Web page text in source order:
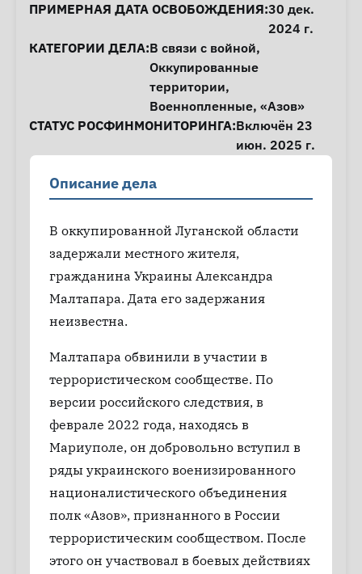
ПРИМЕРНАЯ ДАТА ОСВОБОЖДЕНИЯ:30 дек.
2024 г.
КАТЕГОРИИ ДЕЛА:В связи с войной,
Оккупированные
территории,
Военнопленные, «Азов»
СТАТУС РОСФИНМОНИТОРИНГА:Включён 23
июн. 2025 г.
Описание дела
В оккупированной Луганской области
задержали местного жителя,
гражданина Украины Александра
Малтапара. Дата его задержания
неизвестна.
Малтапара обвинили в участии в
террористическом сообществе. По
версии российского следствия, в
феврале 2022 года, находясь в
Мариуполе, он добровольно вступил в
ряды украинского военизированного
националистического объединения
полк «Азов», признанного в России
террористическим сообществом. После
этого он участвовал в боевых действиях